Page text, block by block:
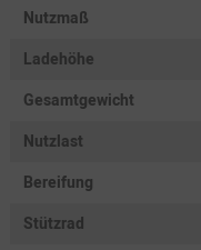
Nutzmaß
Ladehöhe
Gesamtgewicht
Nutzlast
Bereifung
Stützrad